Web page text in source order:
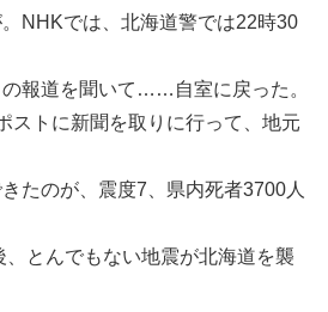
NHKでは、北海道警では22時30
報道を聞いて……自室に戻った。
ストに新聞を取りに行って、地元
たのが、震度7、県内死者3700人
とんでもない地震が北海道を襲